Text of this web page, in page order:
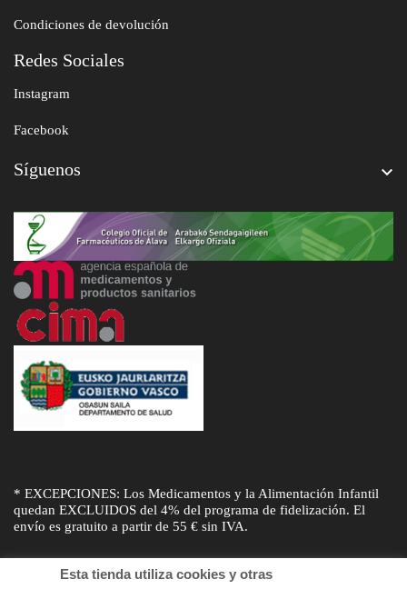
Condiciones de devolución
Redes Sociales
Instagram
Facebook
Síguenos 
* EXCEPCIONES: Los Medicamentos y la Alimentación Infantil
quedan EXCLUIDOS del 4% del programa de fidelización. El
envío es gratuito a partir de 55 € sin IVA.
Esta tienda utiliza cookies y otras